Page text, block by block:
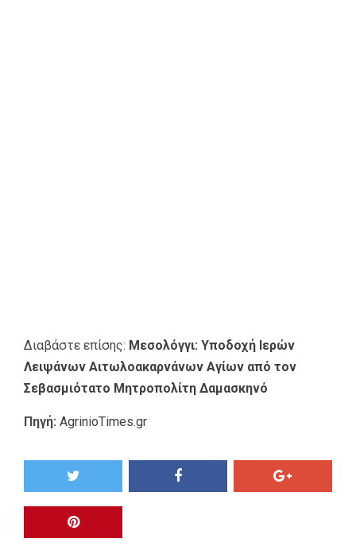
Διαβάστε επίσης: Μεσολόγγι: Υποδοχή Ιερών
Λειψάνων Αιτωλοακαρνάνων Αγίων από τον
Σεβασμιότατο Μητροπολίτη Δαμασκηνό
Πηγή: AgrinioTimes.gr